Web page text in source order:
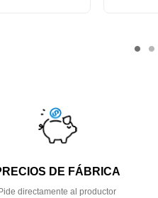
DE FÁBRICA
Pide directamente al productor